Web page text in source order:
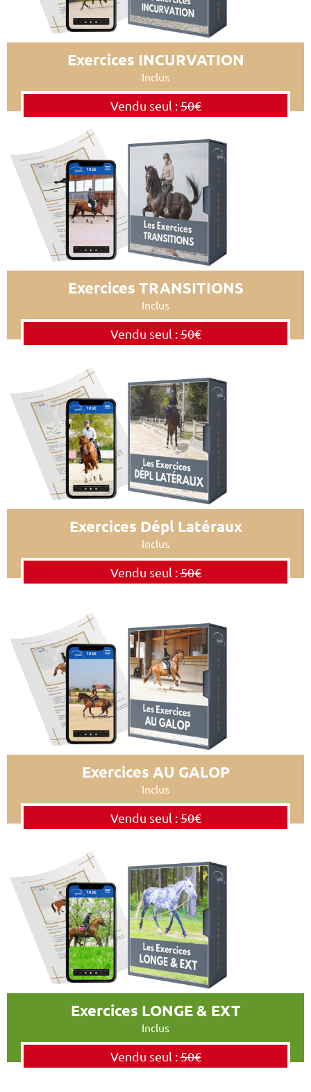
Exercices INCURVATION
Inclus
Vendu seul :50€
Exercices TRANSITIONS
Inclus
Vendu seul :50€
Exercices Dépl Latéraux
Inclus
Vendu seul :50€
Exercices AU GALOP
Inclus
Vendu seul :50€
Exercices LONGE & EXT
Inclus
Vendu seul :50€